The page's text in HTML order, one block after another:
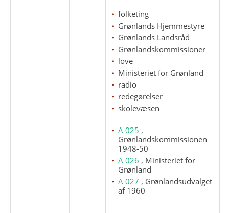
folketing
Grønlands Hjemmestyre
Grønlands Landsråd
Grønlandskommissioner
love
Ministeriet for Grønland
radio
redegørelser
skolevæsen
A 025 ,
Grønlandskommissionen
1948-50
A 026 , Ministeriet for
Grønland
A 027 , Grønlandsudvalget
af 1960